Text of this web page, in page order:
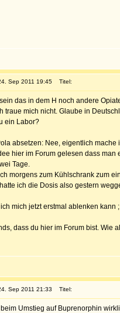
Sep 2011 19:45 Titel:
das in dem H noch andere
traue mich nicht. Glaube in
ein Labor?
absetzen: Nee, eigentlich
hier im Forum gelesen dass
Tage.
morgens zum Kühlschrank zum
ich die Dosis also gestern
mich jetzt erstmal ablenken kann
dass du hier im Forum bist. Wie
Sep 2011 21:33 Titel:
Umstieg auf Buprenorphin